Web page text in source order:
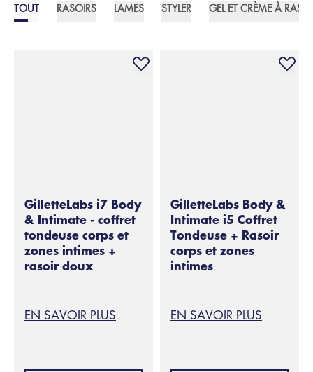
TOUT RASOIRS LAMES STYLER GEL ET CRÈME À
GilletteLabs i7 Body
& Intimate - coffret
tondeuse corps et
zones intimes +
rasoir doux
EN SAVOIR PLUS
GilletteLabs Body &
Intimate i5 Coffret
Tondeuse + Rasoir
corps et zones
intimes
EN SAVOIR PLUS